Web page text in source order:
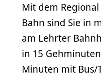
Mit dem
Bahn sind Sie in
am Lehrter
in 15
Minuten mit Bus/